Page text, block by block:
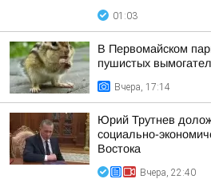
01:03
В Первомайском
пушистых
Вчера, 17:14
Юрий Трутнев
социально-
Востока
Вчера, 22:40